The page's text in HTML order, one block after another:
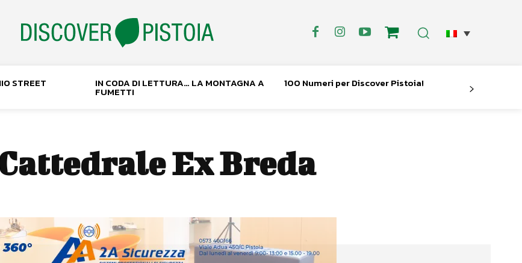
STREET IN CODA DI LETTURA… LA MONTAGNA A
FUMETTI
100 Numeri per Discover Pistoia!
Ex Breda